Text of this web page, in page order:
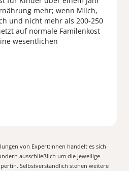
mehr; wenn Milch,
und nicht mehr als 200-250
auf normale Familenkost
wesentlichen
von Expert:Innen handelt es sich
ausschließlich um die jeweilige
Selbstverständlich stehen weitere